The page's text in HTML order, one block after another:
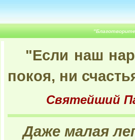
"Если наш
покоя, ни
Святейший
Даже малая